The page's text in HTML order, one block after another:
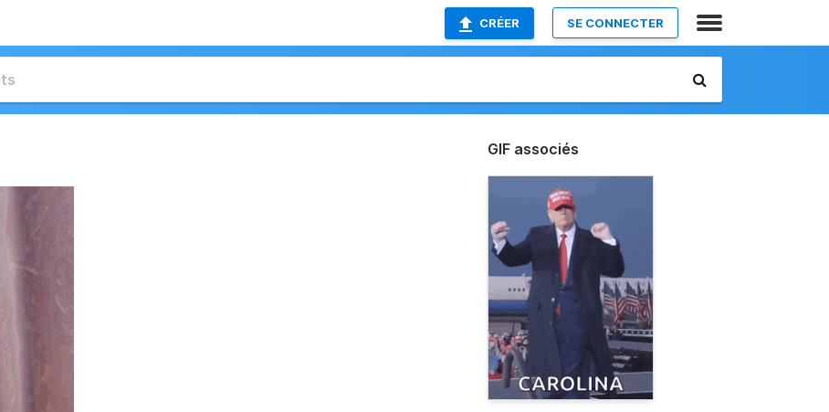
CRÉER SE CONNECTER
GIF associés